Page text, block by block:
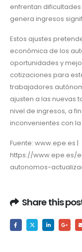
enfrentan
genera ingresos
Estos ajustes
económica de los
oportunidades y
cotizaciones para
trabajadores
ajusten a las nuevas
nivel de ingresos, a
inconvenientes con
Fuente: www.epe.es |
https://www.epe.es/
autonomos-
Share this